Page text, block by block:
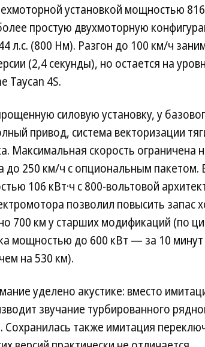
установкой мощностью 816
простую двухмоторную
л.с. (800 Нм). Разгон до 100 км/ч
(2,4 секунды), но остается на
Taycan 4S.
силовую установку, у
привод, система векторизации
Максимальная скорость ограничена
до 250 км/ч с опциональным пакетом.
106 кВт·ч с 800-вольтовой
позволил повысить запас
700 км у старших модификаций (по
мощностью до 600 кВт — за 10
на 530 км).
уделено акустике: вместо
звучание турбированного
Сохранилась также имитация